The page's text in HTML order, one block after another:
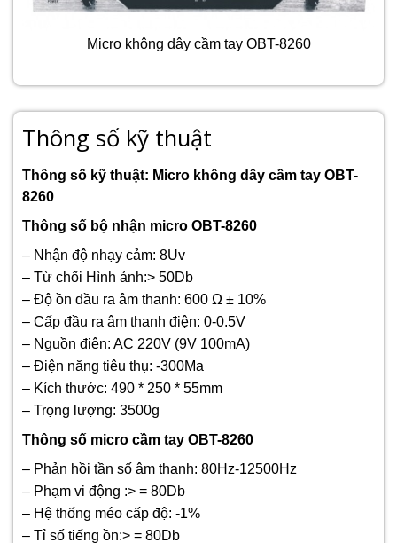
Micro không dây cầm tay OBT-8260
Thông số kỹ thuật
Thông số kỹ thuật: Micro không dây cầm tay OBT-
8260
Thông số bộ nhận micro OBT-8260
– Nhận độ nhạy cảm: 8Uv
– Từ chối Hình ảnh:> 50Db
– Độ ồn đầu ra âm thanh: 600 Ω ± 10%
– Cấp đầu ra âm thanh điện: 0-0.5V
– Nguồn điện: AC 220V (9V 100mA)
– Điện năng tiêu thụ: -300Ma
– Kích thước: 490 * 250 * 55mm
– Trọng lượng: 3500g
Thông số micro cầm tay OBT-8260
– Phản hồi tần số âm thanh: 80Hz-12500Hz
– Phạm vi động :> = 80Db
– Hệ thống méo cấp độ: -1%
– Tỉ số tiếng ồn:> = 80Db